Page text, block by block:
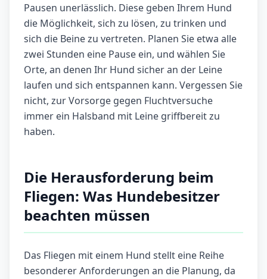
Pausen unerlässlich. Diese geben Ihrem Hund
die Möglichkeit, sich zu lösen, zu trinken und
sich die Beine zu vertreten. Planen Sie etwa alle
zwei Stunden eine Pause ein, und wählen Sie
Orte, an denen Ihr Hund sicher an der Leine
laufen und sich entspannen kann. Vergessen Sie
nicht, zur Vorsorge gegen Fluchtversuche
immer ein Halsband mit Leine griffbereit zu
haben.
Die Herausforderung beim
Fliegen: Was Hundebesitzer
beachten müssen
Das Fliegen mit einem Hund stellt eine Reihe
besonderer Anforderungen an die Planung, da